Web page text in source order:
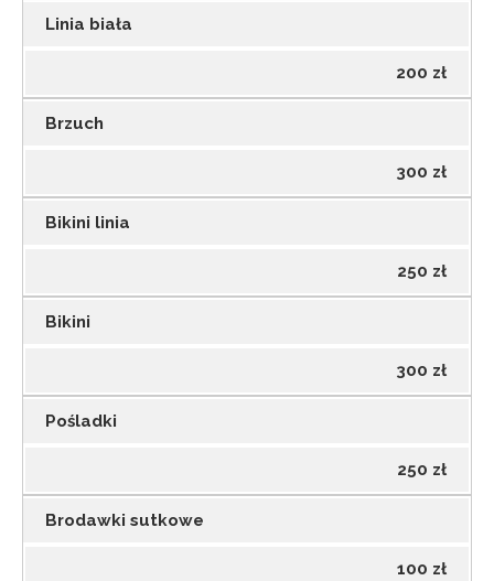
Linia biała
200 zł
Brzuch
300 zł
Bikini linia
250 zł
Bikini
300 zł
Pośladki
250 zł
Brodawki sutkowe
100 zł